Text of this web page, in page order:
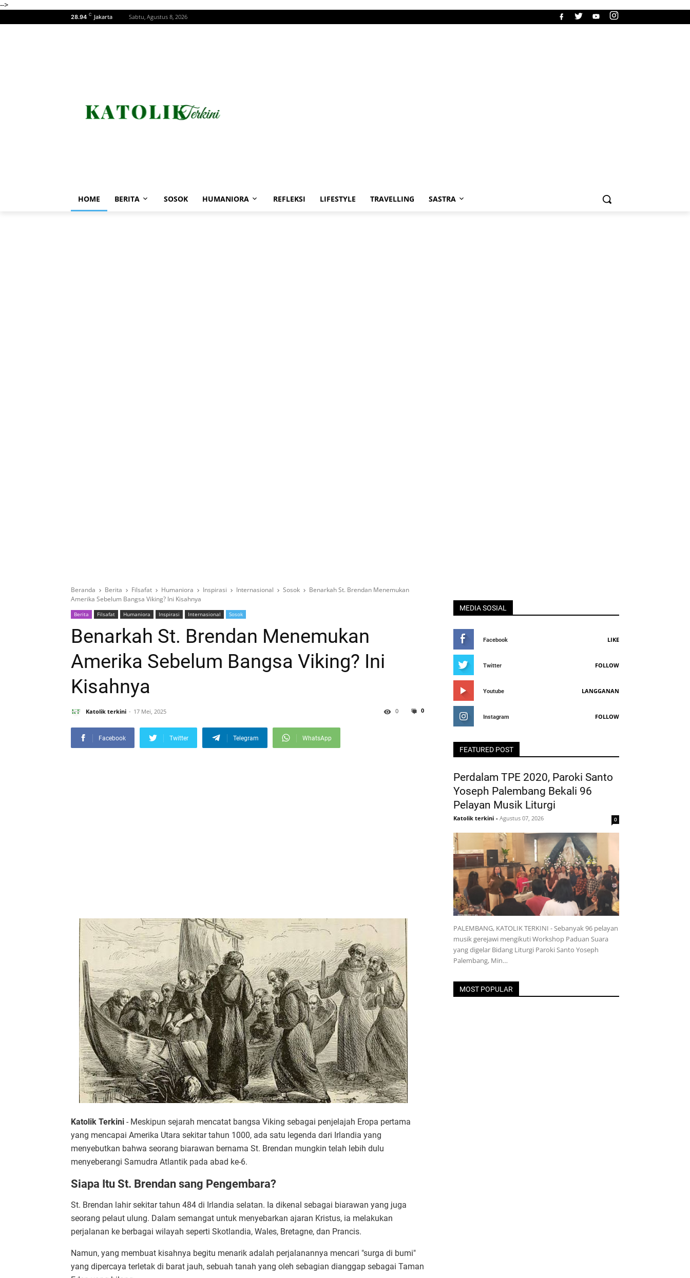
-->
28.94 C Jakarta Sabtu, Agustus 8, 2026
HOME BERITA SOSOK HUMANIORA REFLEKSI LIFESTYLE TRAVELLING SASTRA
Beranda Berita Filsafat Humaniora Inspirasi Internasional Sosok
Benarkah St. Brendan Menemukan
Amerika Sebelum Bangsa Viking? Ini Kisahnya
Berita Filsafat Humaniora Inspirasi Internasional Sosok
Benarkah St. Brendan Menemukan
Amerika Sebelum Bangsa Viking? Ini
Kisahnya
Katolik terkini 17 Mei, 2025 0
0
Facebook Twitter Telegram WhatsApp
Katolik Terkini - Meskipun sejarah mencatat bangsa Viking sebagai penjelajah Eropa pertama
yang mencapai Amerika Utara sekitar tahun 1000, ada satu legenda dari Irlandia yang
menyebutkan bahwa seorang biarawan bernama St. Brendan mungkin telah lebih dulu
menyeberangi Samudra Atlantik pada abad ke-6.
Siapa Itu St. Brendan sang Pengembara?
St. Brendan lahir sekitar tahun 484 di Irlandia selatan. Ia dikenal sebagai biarawan yang juga
seorang pelaut ulung. Dalam semangat untuk menyebarkan ajaran Kristus, ia melakukan
perjalanan ke berbagai wilayah seperti Skotlandia, Wales, Bretagne, dan Prancis.
Namun, yang membuat kisahnya begitu menarik adalah perjalanannya mencari "surga di bumi"
yang dipercaya terletak di barat jauh, sebuah tanah yang oleh sebagian dianggap sebagai Taman
MEDIA SOSIAL
Facebook LIKE
Twitter FOLLOW
Youtube LANGGANAN
Instagram FOLLOW
FEATURED POST
Perdalam TPE 2020, Paroki Santo
Yoseph Palembang Bekali 96
Pelayan Musik Liturgi
Katolik terkini - Agustus 07, 2026 0
PALEMBANG, KATOLIK TERKINI - Sebanyak 96 pelayan
musik gerejawi mengikuti Workshop Paduan Suara
yang digelar Bidang Liturgi Paroki Santo Yoseph
Palembang, Min…
MOST POPULAR